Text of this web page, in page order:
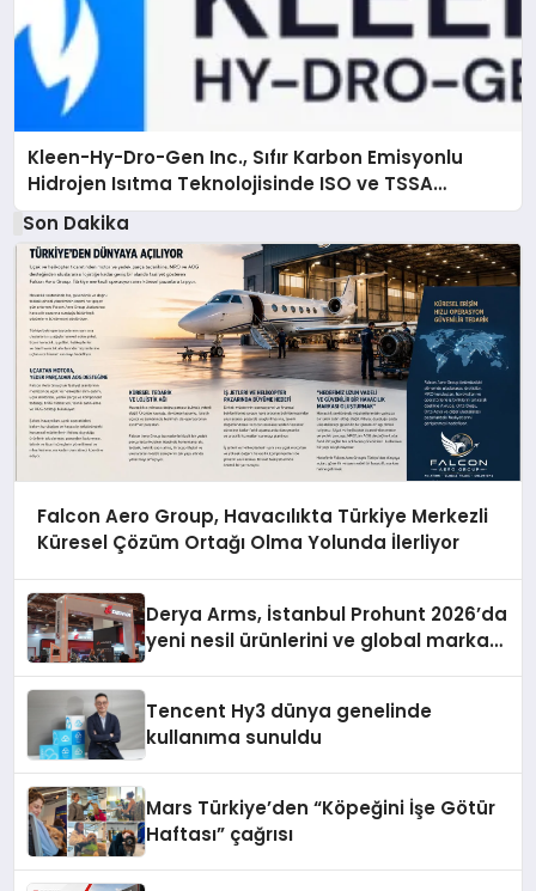
Kleen-Hy-Dro-Gen Inc., Sıfır Karbon Emisyonlu
Hidrojen Isıtma Teknolojisinde ISO ve TSSA
Düzenleyici Onaylarını Aldı
Son Dakika
Falcon Aero Group, Havacılıkta Türkiye Merkezli
Küresel Çözüm Ortağı Olma Yolunda İlerliyor
Derya Arms, İstanbul Prohunt 2026’da
yeni nesil ürünlerini ve global marka
Tencent Hy3 dünya genelinde
kullanıma sunuldu
Mars Türkiye’den “Köpeğini İşe Götür
Haftası” çağrısı